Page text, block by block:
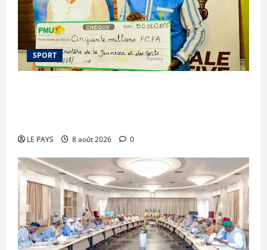
SPORT
LE PAYS 8 août 2026 0